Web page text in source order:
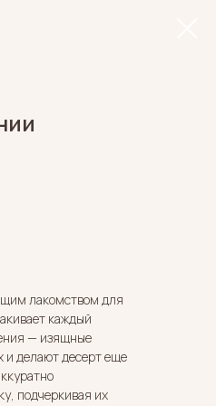
лакомством для
каждый
— изящные
и делают десерт еще
подчеркивая их